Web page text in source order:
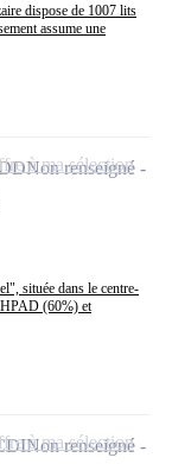
dispose de 1007 lits
assume une
située dans le centre-
(60%) et
Non renseigné
à ma sélection
Non renseigné
à ma sélection